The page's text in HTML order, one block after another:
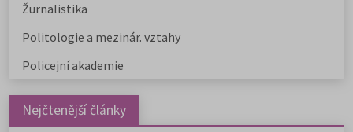
Žurnalistika
Politologie a mezinár. vztahy
Policejní akademie
Nejčtenější články